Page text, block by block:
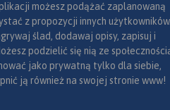
możesz podążać zaplanowaną
z propozycji innych użytkowników.
ślad, dodawaj opisy, zapisuj i
podzielić się nią ze
jako prywatną tylko dla siebie,
ją również na swojej stronie www!